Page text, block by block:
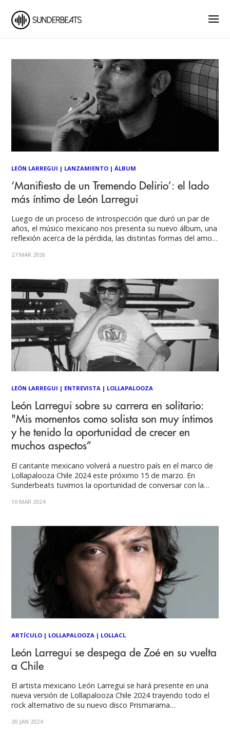
LEÓN LARREGUI | LANZAMIENTO |ÁLBUM
‘Manifiesto de un Tremendo Delirio’: el lado
más íntimo de León Larregui
Luego de un proceso de introspección que duró un par de
años, el músico mexicano nos presenta su nuevo álbum, una
reflexión acerca de la pérdida, las distintas formas del amor
Las rupturas suelen ser procesos complejos, pues
27 MAR 2026
LEÓN LARREGUI | ENTREVISTA | LOLLAPALOOZA
León Larregui sobre su carrera en solitario:
"Mis momentos como solista son muy íntimos
y he tenido la oportunidad de crecer en
muchos aspectos”
El cantante mexicano volverá a nuestro país en el marco de
Lollapalooza Chile 2024 este próximo 15 de marzo. En
Sunderbeats tuvimos la oportunidad de conversar con la
colaboración con Phoenix y un nuevo disco que viene en
10 MAR 2024
ARTÍCULO | LOLLAPALOOZA | LOLLACL
León Larregui se despega de Zoé en su vuelta
a Chile
El artista mexicano León Larregui se hará presente en una
nueva versión de Lollapalooza Chile 2024 trayendo todo el
rock alternativo de su nuevo disco Prismarama
noviembre del año 2018 que León Larregui estuvo presente
30 JAN 2024